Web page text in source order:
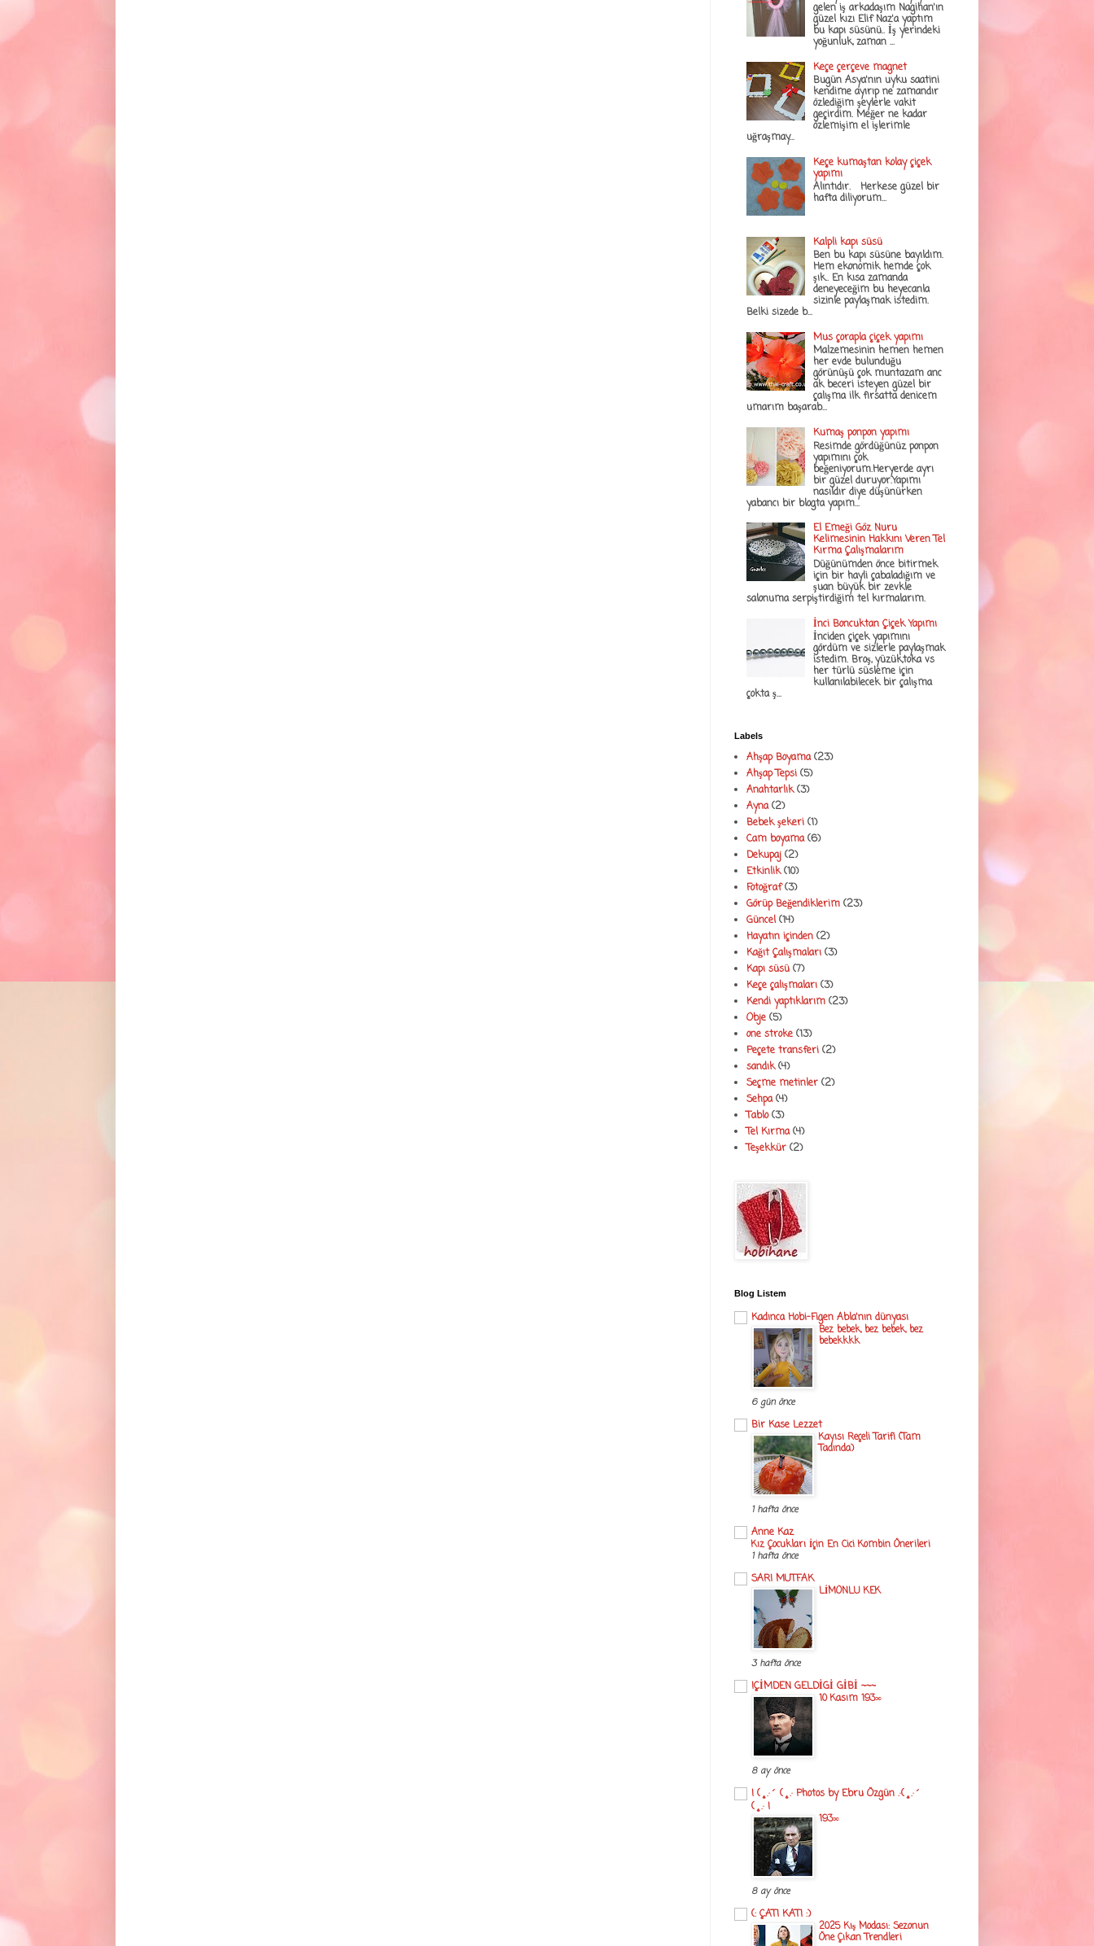
gelen iş arkadaşım Nagihan'ın
güzel kızı Elif Naz'a yaptım
bu kapı süsünü.. İş yerindeki
yoğunluk, zaman ...
Keçe çerçeve magnet
Bugün Asya'nın uyku saatini
kendime ayırıp ne zamandır
özlediğim şeylerle vakit
geçirdim. Meğer ne kadar
özlemişim el işlerimle
uğraşmay...
Keçe kumaştan kolay çiçek
yapımı
Alıntıdır. Herkese güzel bir
hafta diliyorum...
Kalpli kapı süsü
Ben bu kapı süsüne bayıldım.
Hem ekonomik hemde çok
şık.. En kısa zamanda
deneyeceğim bu heyecanla
sizinle paylaşmak istedim.
Belki sizede b...
Mus çorapla çiçek yapımı
Malzemesinin hemen hemen
her evde bulunduğu
görünüşü çok muntazam anc
ak beceri isteyen güzel bir
çalışma ilk fırsatta denicem
umarım başarab...
Kumaş ponpon yapımı
Resimde gördüğünüz ponpon
yapımını çok
beğeniyorum.Heryerde ayrı
bir güzel duruyor.Yapımı
nasıldır diye düşünürken
yabancı bir blogta yapım...
El Emeği Göz Nuru
Kelimesinin Hakkını Veren Tel
Kırma Çalışmalarım
Düğünümden önce bitirmek
için bir hayli çabaladığım ve
şuan büyük bir zevkle
salonuma serpiştirdiğim tel kırmalarım.
İnci Boncuktan Çiçek Yapımı
İnciden çiçek yapımını
gördüm ve sizlerle paylaşmak
istedim. Broş, yüzük,toka vs
her türlü süsleme için
kullanılabilecek bir çalışma
çokta ş...
Labels
Ahşap Boyama (23)
Ahşap Tepsi (5)
Anahtarlık (3)
Ayna (2)
Bebek şekeri (1)
Cam boyama (6)
Dekupaj (2)
Etkinlik (10)
Fotoğraf (3)
Görüp Beğendiklerim (23)
Güncel (14)
Hayatın içinden (2)
Kağıt Çalışmaları (3)
Kapı süsü (7)
Keçe çalışmaları (3)
Kendi yaptıklarım (23)
Obje (5)
one stroke (13)
Peçete transferi (2)
sandık (4)
Seçme metinler (2)
Sehpa (4)
Tablo (3)
Tel Kırma (4)
Teşekkür (2)
Blog Listem
Kadınca Hobi-Figen Abla'nın dünyası
Bez bebek, bez bebek, bez
bebekkkk
6 gün önce
Bir Kase Lezzet
Kayısı Reçeli Tarifi (Tam
Tadında)
1 hafta önce
Anne Kaz
Kız Çocukları İçin En Cici Kombin Önerileri
1 hafta önce
SARI MUTFAK
LİMONLU KEK
3 hafta önce
!ÇİMDEN GELDİGİ GİBİ ~~~
10 Kasım 193∞
8 ay önce
! (¸.·´ (¸.· Photos by Ebru Özgün .·(¸.·´
(¸.· !
193∞
8 ay önce
(: ÇATI KATI :)
2025 Kış Modası: Sezonun
Öne Çıkan Trendleri